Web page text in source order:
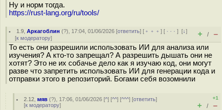
Ну и норм тогда.
https://rust-lang.org/ru/tools/
1.9 ,Аркагоблин (?), 17:04, 01/06/2026 [ответить] [ ﹢﹢﹢] [ · · ·][↓]
[к модератору] + / –
То есть они разрешили использовать ИИ для анализа или
изучения? А кто-то запрещал? А разрешить дышать они не
хотят? Это не их собачье дело как я изучаю код, они могут
разве что запретить использовать ИИ для генерации кода и
отправки этого в репозиторий. Богами себя возомнили
2.12 ,мяв (?), 17:06, 01/06/2026 [^] [^^] [^^^] [ответить]
[к модератору]
+1
+ / –